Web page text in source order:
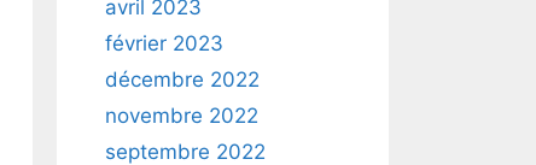
avril 2023
février 2023
décembre 2022
novembre 2022
septembre 2022